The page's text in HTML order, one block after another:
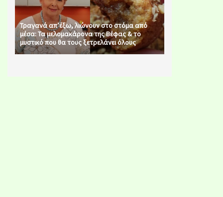
Τραγανά απ’έξω, λιώνουν στο στόμα από
μέσα: Τα μελομακάρονα της Βέφας & το
μυστικό που θα τους ξετρελάνει όλους